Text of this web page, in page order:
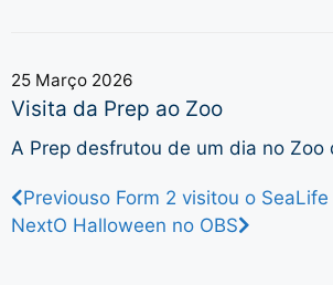
25 Março 2026
Visita da Prep ao Zoo
A Prep desfrutou de um dia no Zoo
Previouso Form 2 visitou o SeaLife
NextO Halloween no OBS